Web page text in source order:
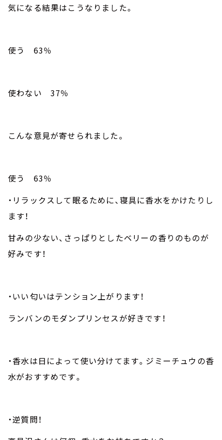
気になる結果はこうなりました。
使う 63％
使わない 37％
こんな意見が寄せられました。
使う 63％
・リラックスして眠るために、寝具に香水をかけたりし
ます！
甘みの少ない、さっぱりとしたベリーの香りのものが
好みです！
・いい匂いはテンション上がります！
ランバンのモダンプリンセスが好きです！
・香水は日によって使い分けてます。ジミーチュウの香
水がおすすめです。
・逆質問！